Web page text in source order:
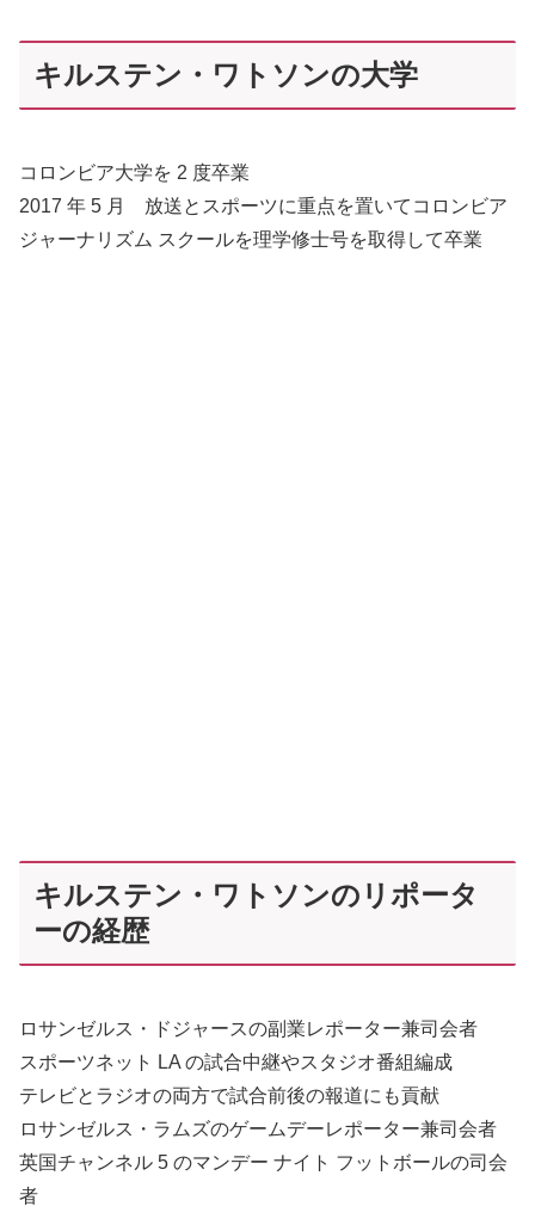
キルステン・ワトソンの大学
コロンビア大学を 2 度卒業
2017 年 5 月 放送とスポーツに重点を置いてコロンビア
ジャーナリズム スクールを理学修士号を取得して卒業
キルステン・ワトソンのリポータ
ーの経歴
ロサンゼルス・ドジャースの副業レポーター兼司会者
スポーツネット LA の試合中継やスタジオ番組編成
テレビとラジオの両方で試合前後の報道にも貢献
ロサンゼルス・ラムズのゲームデーレポーター兼司会者
英国チャンネル 5 のマンデー ナイト フットボールの司会
者